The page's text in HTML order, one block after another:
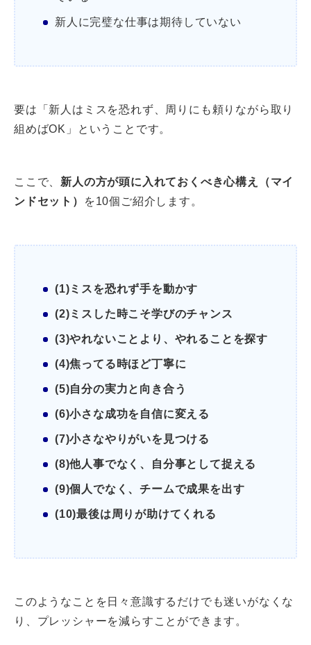
新人に完璧な仕事は期待していない
要は「新人はミスを恐れず、周りにも頼りながら取り
組めばOK」ということです。
ここで、 新人の方が頭に入れておくべき心構え（マイ
ンドセット）
を10個ご紹介します。
(1)ミスを恐れず手を動かす
(2)ミスした時こそ学びのチャンス
(3)やれないことより、やれることを探す
(4)焦ってる時ほど丁寧に
(5)自分の実力と向き合う
(6)小さな成功を自信に変える
(7)小さなやりがいを見つける
(8)他人事でなく、自分事として捉える
(9)個人でなく、チームで成果を出す
(10)最後は周りが助けてくれる
このようなことを日々意識するだけでも迷いがなくな
り、プレッシャーを減らすことができます。